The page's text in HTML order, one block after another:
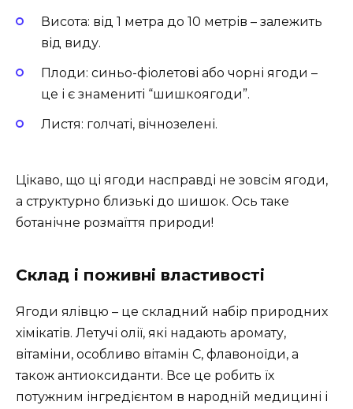
Висота: від 1 метра до 10 метрів – залежить
від виду.
Плоди: синьо-фіолетові або чорні ягоди –
це і є знамениті “шишкоягоди”.
Листя: голчаті, вічнозелені.
Цікаво, що ці ягоди насправді не зовсім ягоди,
а структурно близькі до шишок. Ось таке
ботанічне розмаїття природи!
Склад і поживні властивості
Ягоди ялівцю – це складний набір природних
хімікатів. Летучі олії, які надають аромату,
вітаміни, особливо вітамін С, флавоноїди, а
також антиоксиданти. Все це робить їх
потужним інгредієнтом в народній медицині і